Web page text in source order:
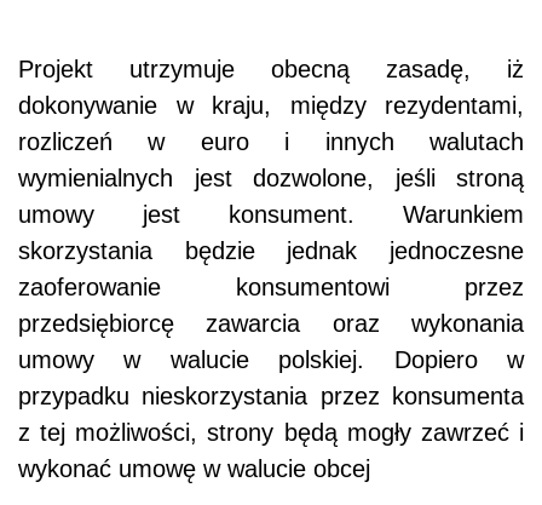
Projekt utrzymuje obecną zasadę, iż
dokonywanie w kraju, między rezydentami,
rozliczeń w euro i innych walutach
wymienialnych jest dozwolone, jeśli stroną
umowy jest konsument. Warunkiem
skorzystania będzie jednak jednoczesne
zaoferowanie konsumentowi przez
przedsiębiorcę zawarcia oraz wykonania
umowy w walucie polskiej. Dopiero w
przypadku nieskorzystania przez konsumenta
z tej możliwości, strony będą mogły zawrzeć i
wykonać umowę w walucie obcej